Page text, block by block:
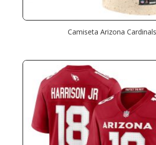
Camiseta Arizona Cardinals